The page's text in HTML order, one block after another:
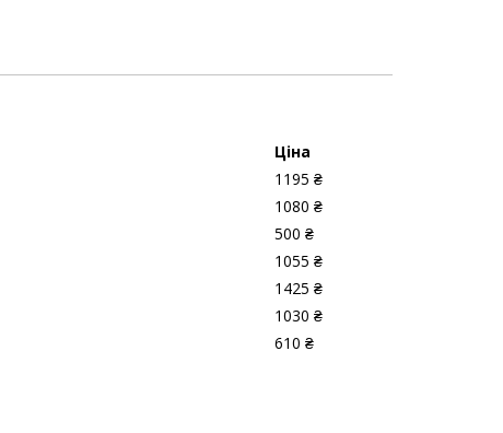
Ціна
1195 ₴
1080 ₴
500 ₴
1055 ₴
1425 ₴
1030 ₴
610 ₴